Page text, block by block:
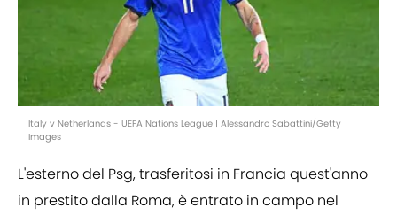
Italy v Netherlands - UEFA Nations League | Alessandro Sabattini/Getty
Images
L'esterno del Psg, trasferitosi in Francia quest'anno
in prestito dalla Roma, è entrato in campo nel